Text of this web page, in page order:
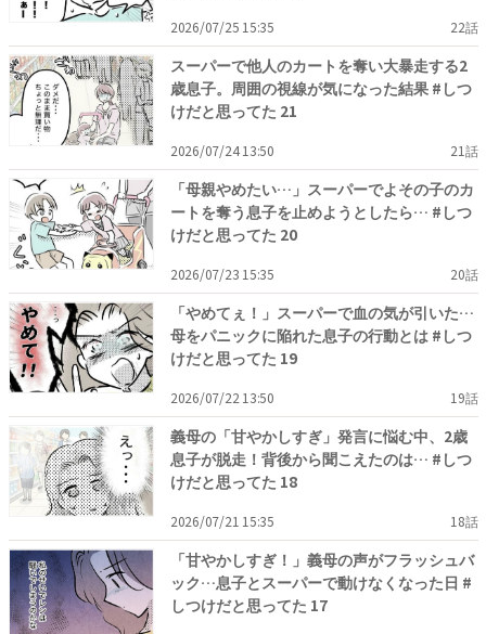
2026/07/25 15:35 22話
スーパーで他人のカートを奪い大暴走する2
歳息子。周囲の視線が気になった結果 #しつ
けだと思ってた 21
2026/07/24 13:50 21話
「母親やめたい…」スーパーでよその子のカ
ートを奪う息子を止めようとしたら… #しつ
けだと思ってた 20
2026/07/23 15:35 20話
「やめてぇ！」スーパーで血の気が引いた…
母をパニックに陥れた息子の行動とは #しつ
けだと思ってた 19
2026/07/22 13:50 19話
義母の「甘やかしすぎ」発言に悩む中、2歳
息子が脱走！背後から聞こえたのは… #しつ
けだと思ってた 18
2026/07/21 15:35 18話
「甘やかしすぎ！」義母の声がフラッシュバ
ック…息子とスーパーで動けなくなった日 #
しつけだと思ってた 17